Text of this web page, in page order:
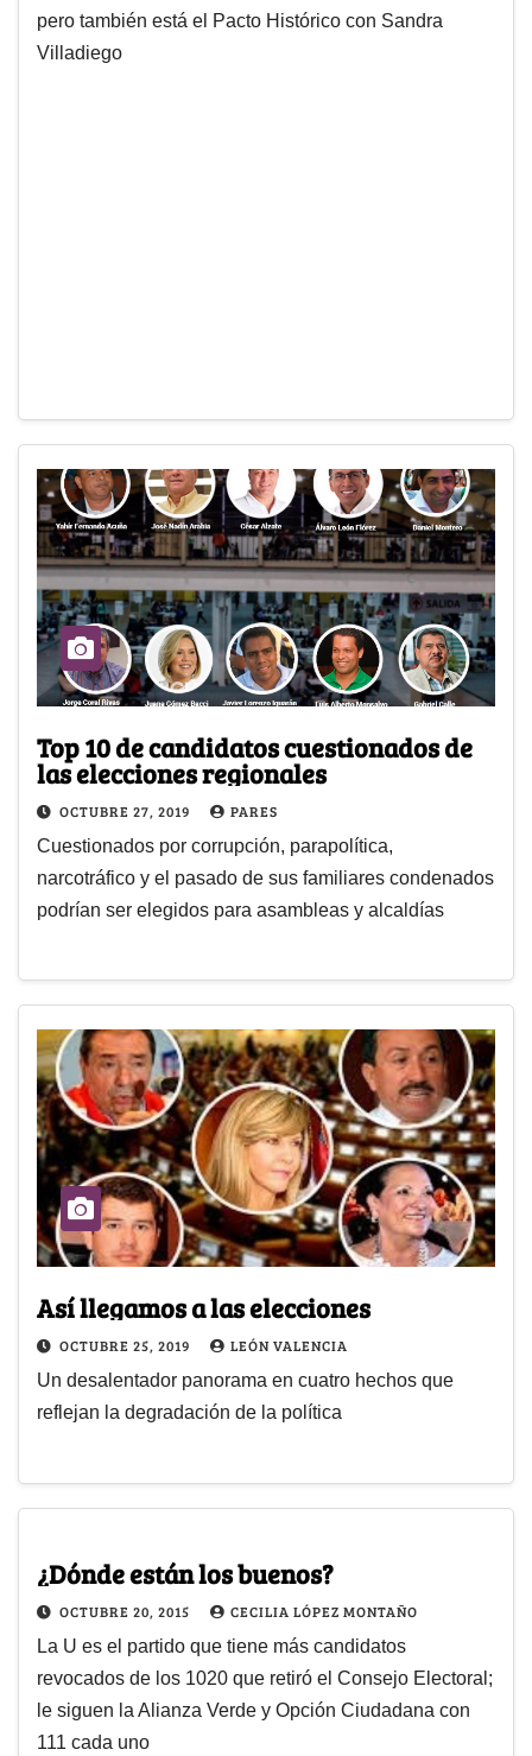
pero también está el Pacto Histórico con Sandra
Villadiego
Top 10 de candidatos cuestionados de
las elecciones regionales
OCTUBRE 27, 2019 PARES
Cuestionados por corrupción, parapolítica,
narcotráfico y el pasado de sus familiares condenados
podrían ser elegidos para asambleas y alcaldías
Así llegamos a las elecciones
OCTUBRE 25, 2019 LEÓN VALENCIA
Un desalentador panorama en cuatro hechos que
reflejan la degradación de la política
¿Dónde están los buenos?
OCTUBRE 20, 2015 CECILIA LÓPEZ MONTAÑO
La U es el partido que tiene más candidatos
revocados de los 1020 que retiró el Consejo Electoral;
le siguen la Alianza Verde y Opción Ciudadana con
111 cada uno